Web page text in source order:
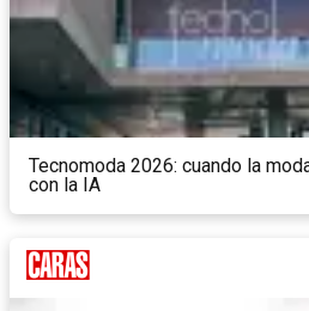
Tecnomoda 2026: cuando la
con la IA